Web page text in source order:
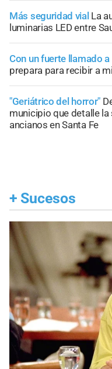
Más seguridad vial La
luminarias LED entre
Con un fuerte llamado
prepara para recibir a
"Geriátrico del horror"
municipio que detalle
ancianos en Santa Fe
+ Sucesos